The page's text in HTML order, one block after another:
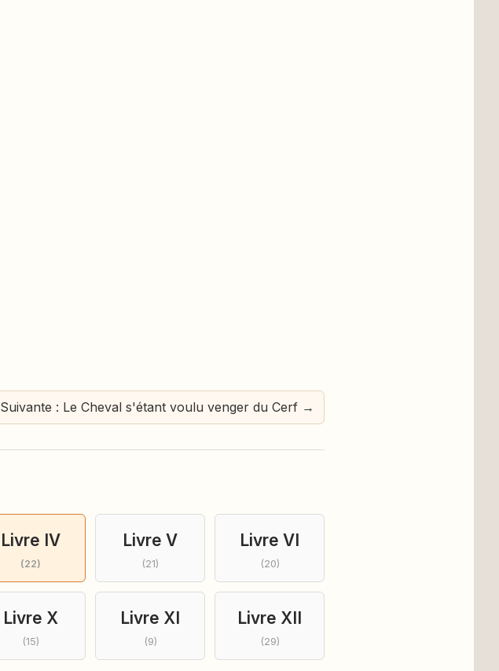
Suivante : Le Cheval s'étant voulu venger du Cerf →
Livre IV
(22)
Livre V
(21)
Livre VI
(20)
Livre X
(15)
Livre XI
(9)
Livre XII
(29)